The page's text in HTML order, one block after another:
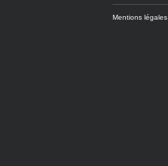
Mentions légales